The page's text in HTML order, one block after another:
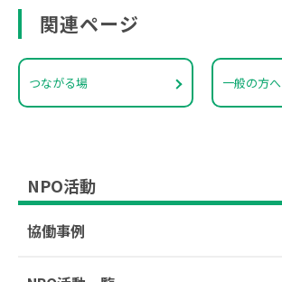
関連ページ
つながる場 一般の方へ
NPO活動
協働事例